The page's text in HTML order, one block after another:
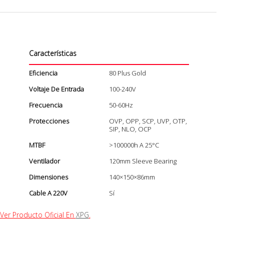
Características
Eficiencia
80 Plus Gold
Voltaje De Entrada
100-240V
Frecuencia
50-60Hz
Protecciones
OVP, OPP, SCP, UVP, OTP,
SIP, NLO, OCP
MTBF
>100000h A 25°C
Ventilador
120mm Sleeve Bearing
Dimensiones
140×150×86mm
Cable A 220V
Sí
Producto Oficial En XPG